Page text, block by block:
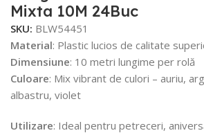
Mixta 10M 24Buc
SKU: BLW54451
Material: Plastic lucios de calitate
Dimensiune: 10 metri lungime per rolă
Culoare: Mix vibrant de culori – auriu,
albastru, violet
Utilizare: Ideal pentru petreceri,